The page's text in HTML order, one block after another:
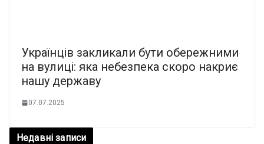
Українців закликали бути обережними
на вулиці: яка небезпека скоро накриє
нашу державу
07.07.2025
Недавні записи